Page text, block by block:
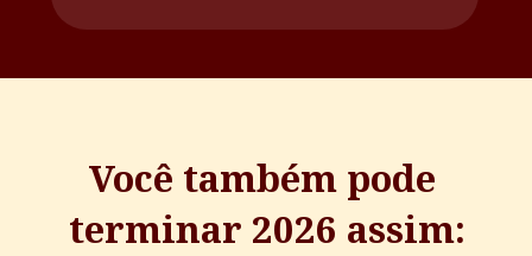
Você também pode
terminar 2026 assim: